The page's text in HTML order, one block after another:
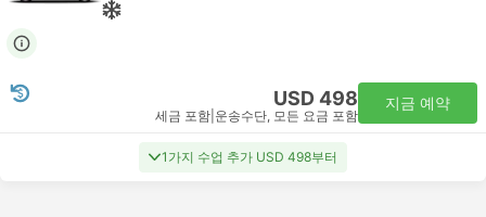
USD 498
세금 포함 운송수단, 모든 요금 포함
지금 예약
1가지 수업 추가 USD 498부터